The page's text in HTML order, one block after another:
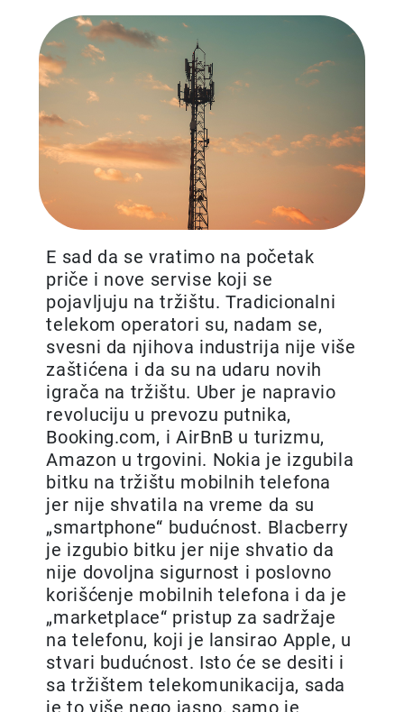
E sad da se vratimo na početak
priče i nove servise koji se
pojavljuju na tržištu. Tradicionalni
telekom operatori su, nadam se,
svesni da njihova industrija nije više
zaštićena i da su na udaru novih
igrača na tržištu. Uber je napravio
revoluciju u prevozu putnika,
Booking.com, i AirBnB u turizmu,
Amazon u trgovini. Nokia je izgubila
bitku na tržištu mobilnih telefona
jer nije shvatila na vreme da su
„smartphone“ budućnost. Blacberry
je izgubio bitku jer nije shvatio da
nije dovoljna sigurnost i poslovno
korišćenje mobilnih telefona i da je
„marketplace“ pristup za sadržaje
na telefonu, koji je lansirao Apple, u
stvari budućnost. Isto će se desiti i
sa tržištem telekomunikacija, sada
je to više nego jasno, samo je